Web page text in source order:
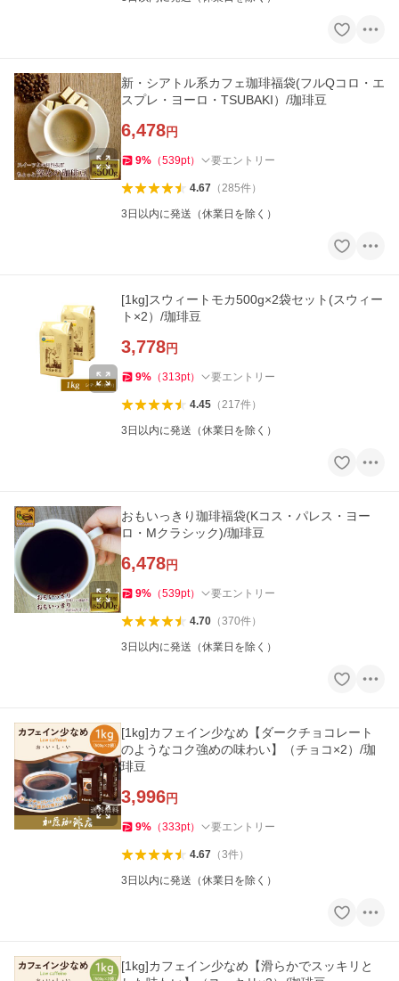
新・シアトル系カフェ珈琲福袋(フルQコロ・エ
スプレ・ヨーロ・TSUBAKI）/珈琲豆
6,478円
9% （539pt） 要エントリー
4.67（285件）
3日以内に発送（休業日を除く）
[1kg]スウィートモカ500g×2袋セット(スウィー
ト×2）/珈琲豆
3,778円
9% （313pt） 要エントリー
4.45（217件）
3日以内に発送（休業日を除く）
おもいっきり珈琲福袋(Kコス・パレス・ヨー
ロ・Mクラシック)/珈琲豆
6,478円
9% （539pt） 要エントリー
4.70（370件）
3日以内に発送（休業日を除く）
[1kg]カフェイン少なめ【ダークチョコレート
のようなコク強めの味わい】（チョコ×2）/珈
琲豆
3,996円
9% （333pt） 要エントリー
4.67（3件）
3日以内に発送（休業日を除く）
[1kg]カフェイン少なめ【滑らかでスッキリと